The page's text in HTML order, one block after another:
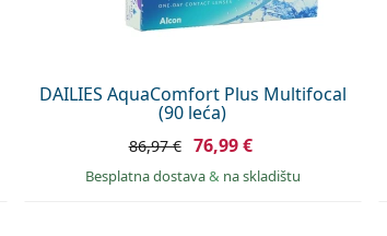
DAILIES AquaComfort Plus Multifocal
(90 leća)
86,97 € 76,99 €
Besplatna dostava& na skladištu